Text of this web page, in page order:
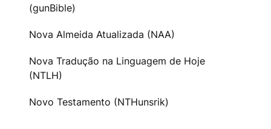
(gunBible)
Nova Almeida Atualizada (NAA)
Nova Tradução na Linguagem de Hoje
(NTLH)
Novo Testamento (NTHunsrik)